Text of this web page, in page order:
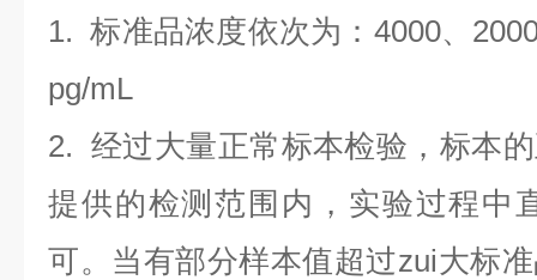
1.标准品浓度依次为：4000、
pg/mL
2. 经过大量正常标本检验，标本
提供的检测范围内，实验过程中
可。当有部分样本值超过zui大标